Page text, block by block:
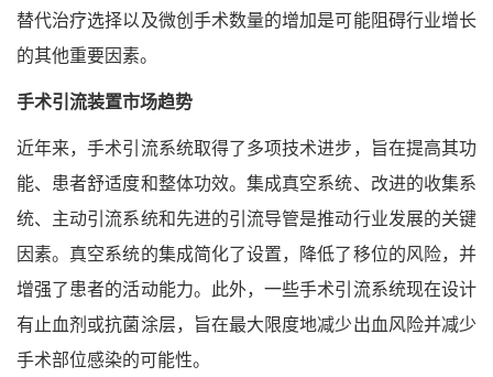
替代治疗选择以及微创手术数量的增加是可能阻碍行业增长
的其他重要因素。
手术引流装置市场趋势
近年来，手术引流系统取得了多项技术进步，旨在提高其功
能、患者舒适度和整体功效。集成真空系统、改进的收集系
统、主动引流系统和先进的引流导管是推动行业发展的关键
因素。真空系统的集成简化了设置，降低了移位的风险，并
增强了患者的活动能力。此外，一些手术引流系统现在设计
有止血剂或抗菌涂层，旨在最大限度地减少出血风险并减少
手术部位感染的可能性。